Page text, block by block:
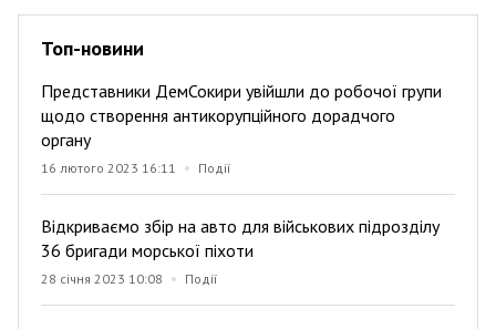
Топ-новини
Представники ДемСокири увійшли до робочої групи
щодо створення антикорупційного дорадчого
органу
16 лютого 2023 16:11 Події
Відкриваємо збір на авто для військових підрозділу
36 бригади морської піхоти
28 січня 2023 10:08 Події